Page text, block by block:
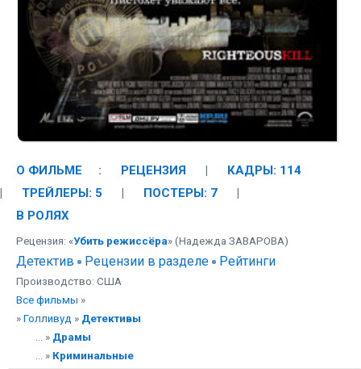
О ФИЛЬМЕ : РЕЦЕНЗИЯ |
КАДРЫ: 114
|
ТРЕЙЛЕРЫ: 5 | ПОСТЕРЫ: 7
|
В РОЛЯХ
Рецензия: «Убить режиссёра» (Надежда ЗАВАРОВА)
Детектив Рецензии в разделе Рейтинги
Производство: США
Все фильмы »
» Голливуд » Детективы
... » Драмы
... » Криминальные